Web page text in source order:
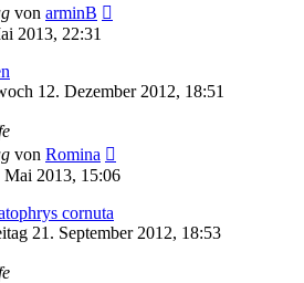
von arminB
2013, 22:31
12. Dezember 2012, 18:51
von Romina
2013, 15:06
cornuta
21. September 2012, 18:53